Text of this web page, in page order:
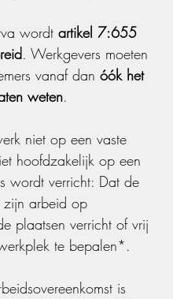
wordt artikel 7:655
. Werkgevers moeten
vanaf dan óók het
weten.
niet op een vaste
hoofdzakelijk op een
wordt verricht: Dat de
zijn arbeid op
plaatsen verricht of vrij
te bepalen*.
is